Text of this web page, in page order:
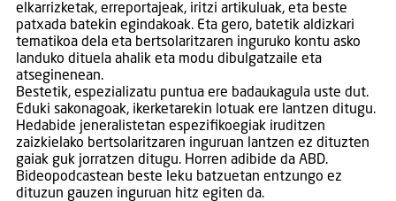
elkarrizketak, erreportajeak, iritzi artikuluak, eta beste
patxada batekin egindakoak. Eta gero, batetik aldizkari
tematikoa dela eta bertsolaritzaren inguruko kontu asko
landuko dituela ahalik eta modu dibulgatzaile eta
atseginenean.
Bestetik, espezializatu puntua ere badaukagula uste dut.
Eduki sakonagoak, ikerketarekin lotuak ere lantzen ditugu.
Hedabide jeneralistetan espezifikoegiak iruditzen
zaizkielako bertsolaritzaren inguruan lantzen ez dituzten
gaiak guk jorratzen ditugu. Horren adibide da ABD.
Bideopodcastean beste leku batzuetan entzungo ez
dituzun gauzen inguruan hitz egiten da.